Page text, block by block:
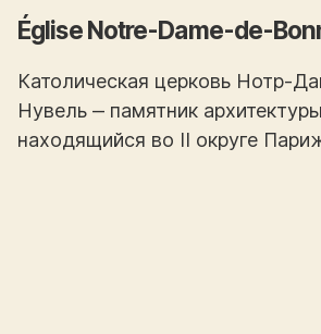
Église Notre-Dame-de-
Католическая церковь Нотр-
Нувель ‒ памятник
находящийся во II округе